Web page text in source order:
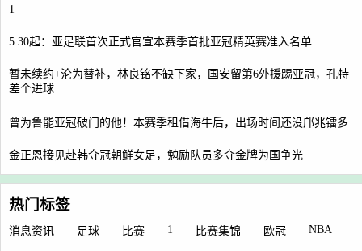
1
5.30起：亚足联首次正式官宣本赛季首批亚冠精英赛准入名单
暂未续约+沦为替补，林良铭不缺下家，国安留第6外援踢亚冠，孔特
差个进球
曾为鲁能亚冠破门的他！本赛季租借海牛后，出场时间还没邝兆镭多
金正恩接见赴韩夺冠朝鲜女足，勉励队员多夺金牌为国争光
热门标签
消息资讯 足球 比赛 1 比赛集锦 欧冠 NBA